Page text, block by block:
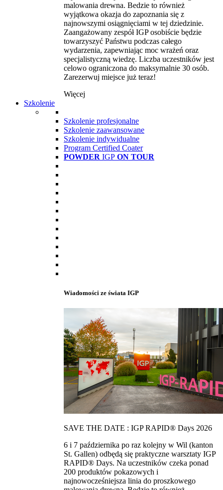
malowania drewna. Bedzie to również
wyjątkowa okazja do zapoznania się z
najnowszymi osiągnięciami w tej dziedzinie.
Zaangażowany zespół IGP osobiście będzie
towarzyszyć Państwu podczas całego
wydarzenia, zapewniając moc wrażeń oraz
specjalistyczną wiedzę. Liczba uczestników jest
celowo ograniczona do maksymalnie 30 osób.
Zarezerwuj miejsce już teraz!
Więcej
Szkolenie
Szkolenie profesjonalne
Szkolenie zaawansowane
Szkolenie indywidualne
Program Certified Coater
POWDER IGP ON TOUR
Wiadomości ze świata IGP
SAVE THE DATE : IGP RAPID® Days 2026
6 i 7 października po raz kolejny w Wil (kanton
St. Gallen) odbędą się praktyczne warsztaty IGP
RAPID® Days. Na uczestników czeka ponad
200 produktów pokazowych i
najnowocześniejsza linia do proszkowego